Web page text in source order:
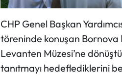
CHP Genel Başkan
töreninde konuşan Bornova
Levanten Müzesi’ne
tanıtmayı hedeflediklerini